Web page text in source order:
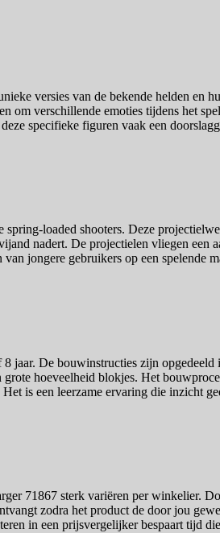
versies van de bekende helden en
verschillende emoties tijdens het
specifieke figuren vaak een
loaded shooters. Deze
nadert. De projectielen vliegen een
jongere gebruikers op een spelende
jaar. De bouwinstructies zijn
hoeveelheid blokjes. Het
is een leerzame ervaring die inzicht
71867 sterk variëren per winkelier.
zodra het product de door jou
in een prijsvergelijker bespaart tijd